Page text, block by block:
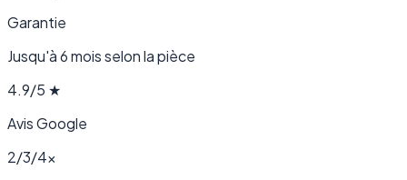
Garantie
Jusqu'à 6 mois selon la pièce
4.9/5 ★
Avis Google
2/3/4×